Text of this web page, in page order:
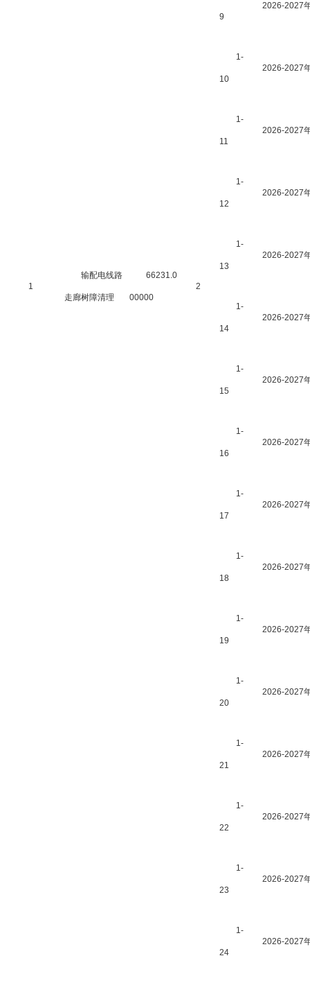
1
输配电线路
走廊树障清理
66231.0
00000
2
9
2026-2027
1-
10
2026-2027
1-
11
2026-2027
1-
12
2026-2027
1-
13
2026-2027
1-
14
2026-2027
1-
15
2026-2027
1-
16
2026-2027
1-
17
2026-2027
1-
18
2026-2027
1-
19
2026-2027
1-
20
2026-2027
1-
21
2026-2027
1-
22
2026-2027
1-
23
2026-2027
1-
24
2026-2027